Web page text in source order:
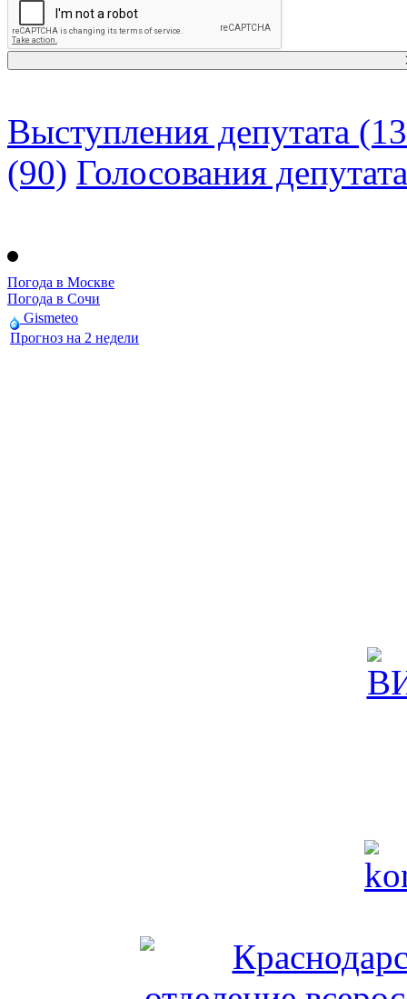
Выступления депутата
(90) Голосования депутата
Погода в Москве
Погода в Сочи
Gismeteo
Прогноз на 2 недели